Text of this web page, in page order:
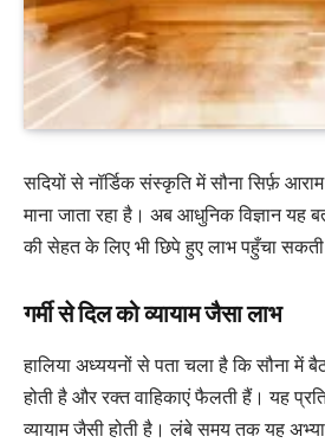
सदियों से नॉर्डिक संस्कृति में सौना सिर्फ़
माना जाता रहा है। अब आधुनिक विज्ञान यह
की सेहत के लिए भी छिपे हुए लाभ पहुँचा
गर्मी से दिल को व्यायाम जैसा लाभ
हालिया अध्ययनों से पता चला है कि सौना
होती है और रक्त वाहिकाएं फैलती हैं। यह
व्यायाम जैसी होती है। लंबे समय तक यह